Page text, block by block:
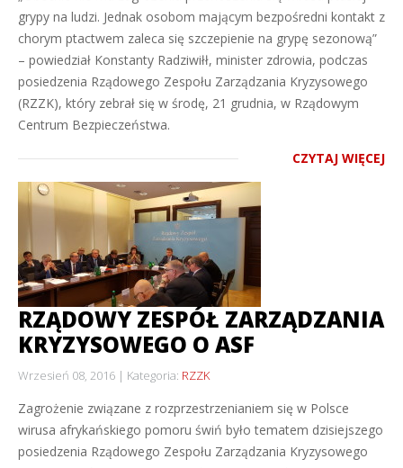
grypy na ludzi. Jednak osobom mającym bezpośredni kontakt z
chorym ptactwem zaleca się szczepienie na grypę sezonową”
– powiedział Konstanty Radziwiłł, minister zdrowia, podczas
posiedzenia Rządowego Zespołu Zarządzania Kryzysowego
(RZZK), który zebrał się w środę, 21 grudnia, w Rządowym
Centrum Bezpieczeństwa.
CZYTAJ WIĘCEJ
RZĄDOWY ZESPÓŁ ZARZĄDZANIA
KRYZYSOWEGO O ASF
Wrzesień 08, 2016 Kategoria: RZZK
Zagrożenie związane z rozprzestrzenianiem się w Polsce
wirusa afrykańskiego pomoru świń było tematem dzisiejszego
posiedzenia Rządowego Zespołu Zarządzania Kryzysowego